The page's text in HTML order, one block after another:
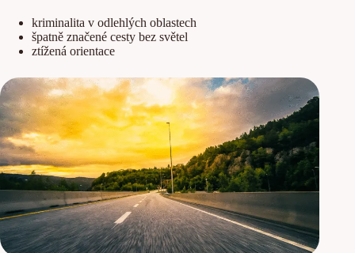
kriminalita v odlehlých oblastech
špatně značené cesty bez světel
ztížená orientace